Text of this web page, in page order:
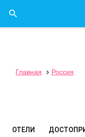

Главная  Россия
ОТЕЛИ